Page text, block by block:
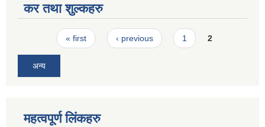
कर तथा शुल्कहरु
Pages« first ‹ previous 1 2
अन्य
महत्वपूर्ण लिंकहरु